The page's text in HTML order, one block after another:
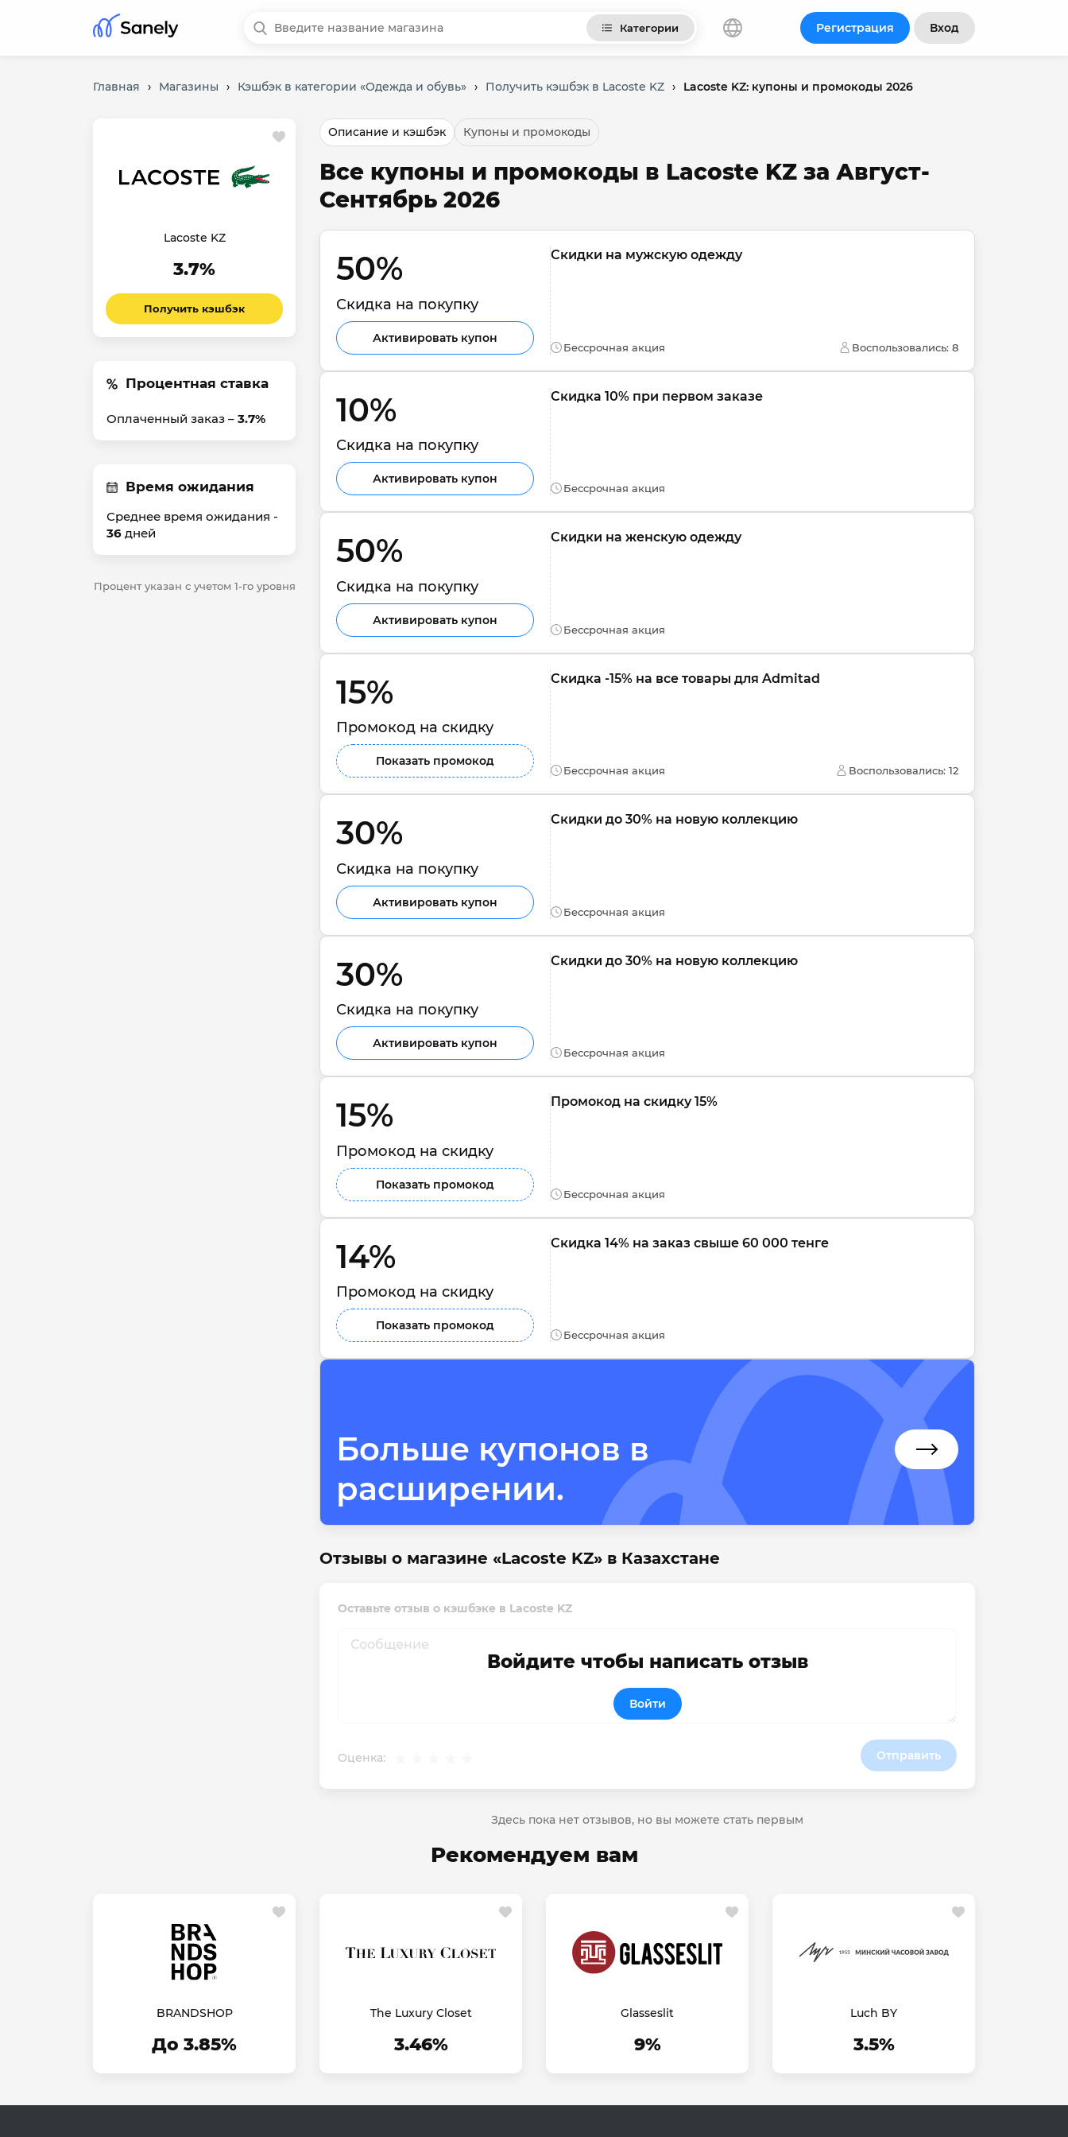
Категории Регистрация Вход
Главная › Магазины › Кэшбэк в категории «Одежда и обувь» › Получить кэшбэк в Lacoste KZ › Lacoste KZ: купоны и промокоды 2026
Lacoste KZ
3.7%
Получить кэшбэк
Процентная ставка
Оплаченный заказ – 3.7%
Время ожидания
Среднее время ожидания -
36 дней
Процент указан с учетом 1-го уровня
Описание и кэшбэк Купоны и промокоды
Все купоны и промокоды в Lacoste KZ за Август-
Сентябрь 2026
50%
Скидка на покупку
Активировать купон
Скидки на мужскую одежду
Бессрочная акция Воспользовались: 8
10%
Скидка на покупку
Активировать купон
Скидка 10% при первом заказе
Бессрочная акция
50%
Скидка на покупку
Активировать купон
Скидки на женскую одежду
Бессрочная акция
15%
Промокод на скидку
Показать промокод
Скидка -15% на все товары для Admitad
Бессрочная акция Воспользовались: 12
30%
Скидка на покупку
Активировать купон
Скидки до 30% на новую коллекцию
Бессрочная акция
30%
Скидка на покупку
Активировать купон
Скидки до 30% на новую коллекцию
Бессрочная акция
15%
Промокод на скидку
Показать промокод
Промокод на скидку 15%
Бессрочная акция
14%
Промокод на скидку
Показать промокод
Скидка 14% на заказ свыше 60 000 тенге
Бессрочная акция
Больше купонов в
расширении.
Отзывы о магазине «Lacoste KZ» в Казахстане
Оставьте отзыв о кэшбэке в Lacoste KZ
Оценка: Отправить
Войдите чтобы написать отзыв
Войти
Здесь пока нет отзывов, но вы можете стать первым
Рекомендуем вам
BRANDSHOP
До 3.85%
The Luxury Closet
3.46%
Glasseslit
9%
Luch BY
3.5%